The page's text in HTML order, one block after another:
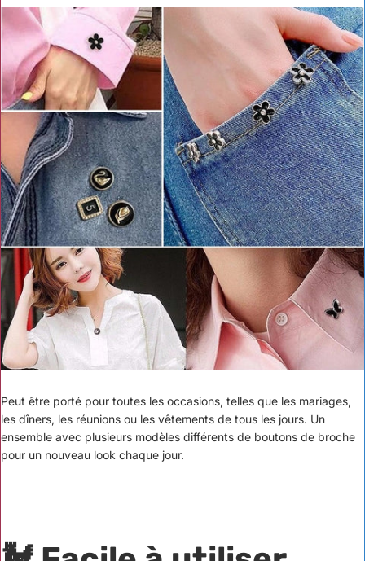
Peut être porté pour toutes les occasions, telles que les mariages,
les dîners, les réunions ou les vêtements de tous les jours. Un
ensemble avec plusieurs modèles différents de boutons de broche
pour un nouveau look chaque jour.